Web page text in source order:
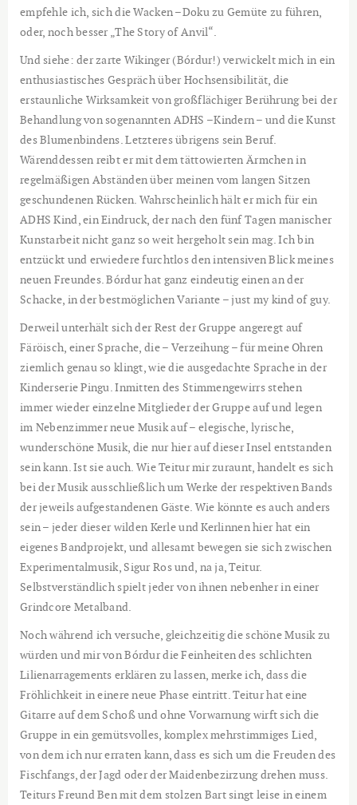
empfehle ich, sich die Wacken –Doku zu Gemüte zu führen,
oder, noch besser „The Story of Anvil“.
Und siehe: der zarte Wikinger (Bórdur!) verwickelt mich in ein
enthusiastisches Gespräch über Hochsensibilität, die
erstaunliche Wirksamkeit von großflächiger Berührung bei der
Behandlung von sogenannten ADHS –Kindern – und die Kunst
des Blumenbindens. Letzteres übrigens sein Beruf.
Wärenddessen reibt er mit dem tättowierten Ärmchen in
regelmäßigen Abständen über meinen vom langen Sitzen
geschundenen Rücken. Wahrscheinlich hält er mich für ein
ADHS Kind, ein Eindruck, der nach den fünf Tagen manischer
Kunstarbeit nicht ganz so weit hergeholt sein mag. Ich bin
entzückt und erwiedere furchtlos den intensiven Blick meines
neuen Freundes. Bórdur hat ganz eindeutig einen an der
Schacke, in der bestmöglichen Variante – just my kind of guy.
Derweil unterhält sich der Rest der Gruppe angeregt auf
Färöisch, einer Sprache, die – Verzeihung – für meine Ohren
ziemlich genau so klingt, wie die ausgedachte Sprache in der
Kinderserie Pingu. Inmitten des Stimmengewirrs stehen
immer wieder einzelne Mitglieder der Gruppe auf und legen
im Nebenzimmer neue Musik auf – elegische, lyrische,
wunderschöne Musik, die nur hier auf dieser Insel entstanden
sein kann. Ist sie auch. Wie Teitur mir zuraunt, handelt es sich
bei der Musik ausschließlich um Werke der respektiven Bands
der jeweils aufgestandenen Gäste. Wie könnte es auch anders
sein – jeder dieser wilden Kerle und Kerlinnen hier hat ein
eigenes Bandprojekt, und allesamt bewegen sie sich zwischen
Experimentalmusik, Sigur Ros und, na ja, Teitur.
Selbstverständlich spielt jeder von ihnen nebenher in einer
Grindcore Metalband.
Noch während ich versuche, gleichzeitig die schöne Musik zu
würden und mir von Bórdur die Feinheiten des schlichten
Lilienarragements erklären zu lassen, merke ich, dass die
Fröhlichkeit in einere neue Phase eintritt. Teitur hat eine
Gitarre auf dem Schoß und ohne Vorwarnung wirft sich die
Gruppe in ein gemütsvolles, komplex mehrstimmiges Lied,
von dem ich nur erraten kann, dass es sich um die Freuden des
Fischfangs, der Jagd oder der Maidenbezirzung drehen muss.
Teiturs Freund Ben mit dem stolzen Bart singt leise in einem